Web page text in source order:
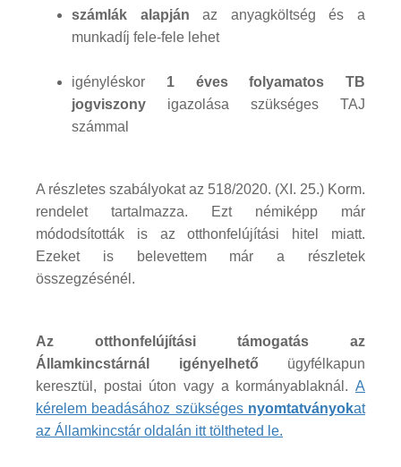
számlák alapján az anyagköltség és a
munkadíj fele-fele lehet
igényléskor 1 éves folyamatos TB
jogviszony igazolása szükséges TAJ
számmal
A részletes szabályokat az 518/2020. (XI. 25.) Korm.
rendelet tartalmazza. Ezt némiképp már
módodsították is az otthonfelújítási hitel miatt.
Ezeket is belevettem már a részletek
összegzésénél.
Az otthonfelújítási támogatás az
Államkincstárnál igényelhető ügyfélkapun
keresztül, postai úton vagy a kormányablaknál. A
kérelem beadásához szükséges nyomtatványokat
az Államkincstár oldalán itt töltheted le.